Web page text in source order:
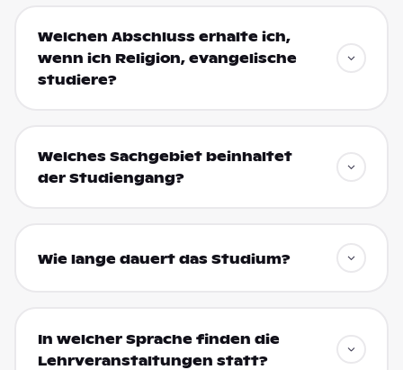
Welchen Abschluss erhalte ich,
wenn ich Religion, evangelische
studiere?
Welches Sachgebiet beinhaltet
der Studiengang?
Wie lange dauert das Studium?
In welcher Sprache finden die
Lehrveranstaltungen statt?